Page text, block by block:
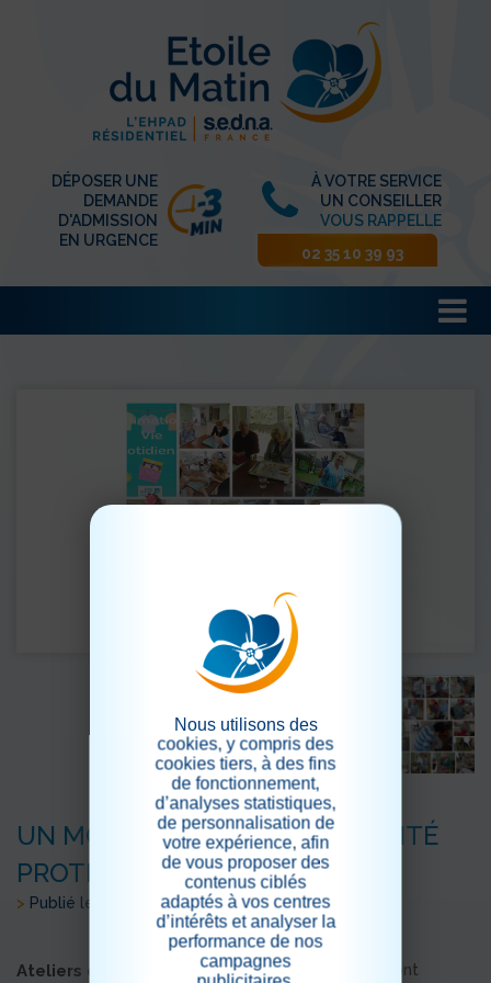
DÉPOSER UNE
DEMANDE
D'ADMISSION
EN URGENCE
À VOTRE SERVICE
UN CONSEILLER
VOUS RAPPELLE
02 35 10 39 93
UN MOIS D’ANIMATIONS À L’UNITÉ
PROTÉGÉE ( PARTIE 2)
> Publié le 04/10/2024
Ateliers de la Vie Quotidienne :Les résidents ont
Nous utilisons des
cookies, y compris des
cookies tiers, à des fins
de fonctionnement,
d’analyses statistiques,
de personnalisation de
votre expérience, afin
de vous proposer des
contenus ciblés
adaptés à vos centres
d’intérêts et analyser la
performance de nos
campagnes